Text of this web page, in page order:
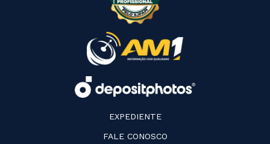
EXPEDIENTE
FALE CONOSCO